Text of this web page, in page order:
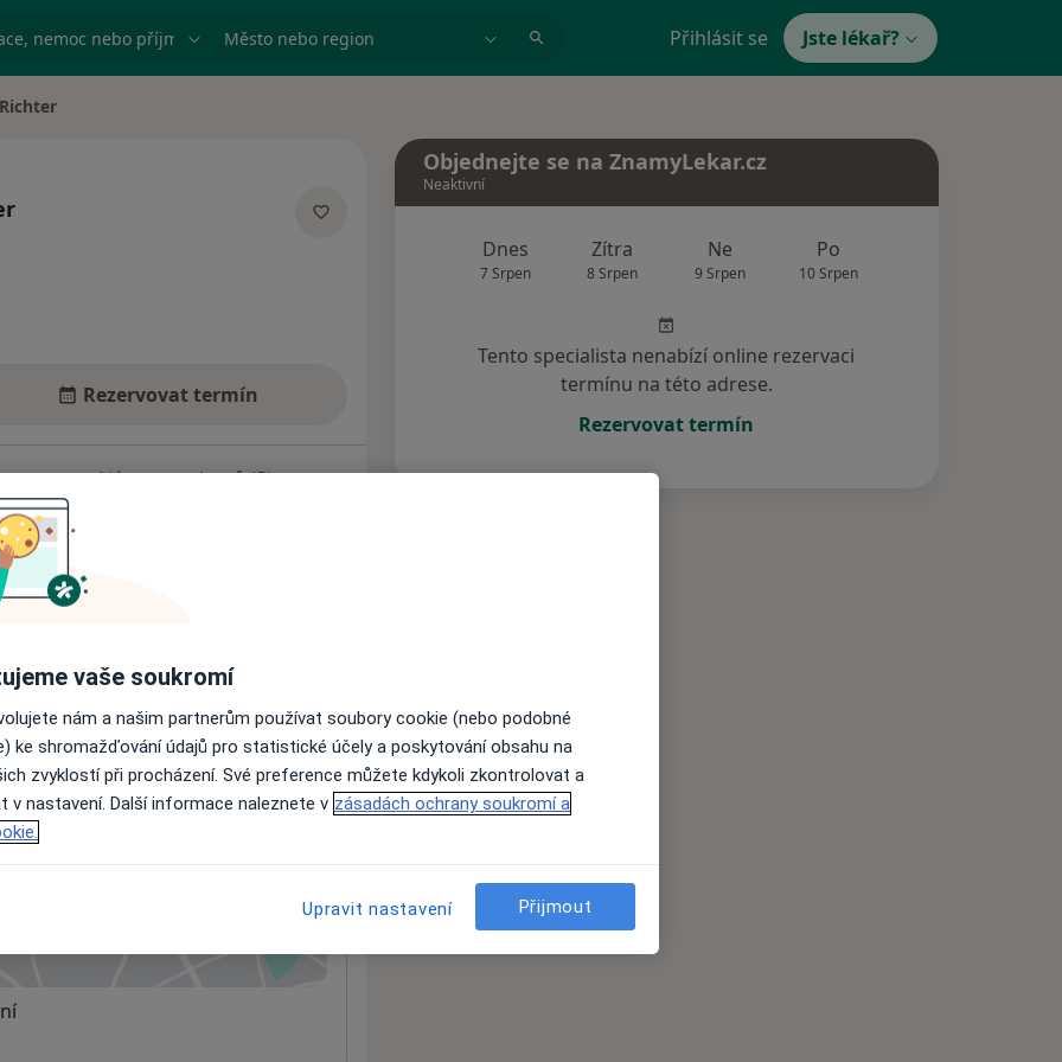
nemoc nebo příjmení Město nebo region Přihlásit se Jste lékař?
Rezervovat termín
Názory pacientů (5)
nejsou k dispozici
informace o svých službách.
v nové záložce
Objednejte se na ZnamyLekar.cz
Neaktivní
Dnes
7 Srpen
Zítra
8 Srpen
Ne
9 Srpen
Po
10 Srpen
Tento specialista nenabízí online rezervaci
termínu na této adrese.
Rezervovat termín
vaše soukromí
nám a našim partnerům používat soubory cookie (nebo podobné
ke shromažďování údajů pro statistické účely a poskytování obsahu na
zvyklostí při procházení. Své preference můžete kdykoli zkontrolovat a
v nastavení. Další informace naleznete v zásadách ochrany soukromí a
Upravit nastavení Přijmout